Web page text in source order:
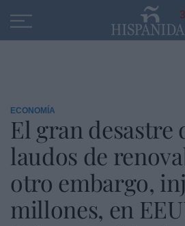
ECONOMÍA
El gran desastre
laudos de
otro embargo,
millones, en